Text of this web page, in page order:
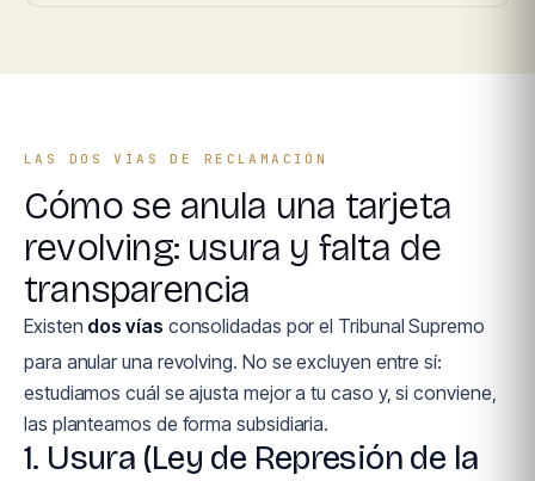
LAS DOS VÍAS DE RECLAMACIÓN
Cómo se anula una tarjeta
revolving: usura y falta de
transparencia
Existen dos vías consolidadas por el Tribunal Supremo
para anular una revolving. No se excluyen entre sí:
estudiamos cuál se ajusta mejor a tu caso y, si conviene,
las planteamos de forma subsidiaria.
1. Usura (Ley de Represión de la